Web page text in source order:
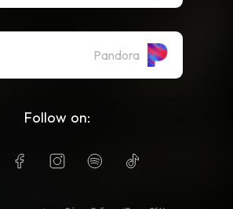
Pandora
Follow on: